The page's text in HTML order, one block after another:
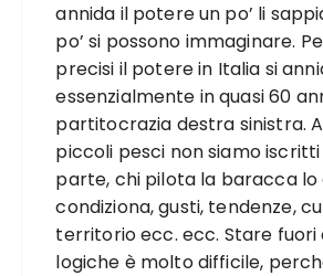
annida il potere un po’ li
po’ si possono immaginare.
precisi il potere in Italia si
essenzialmente in quasi 60
partitocrazia destra sinistra.
piccoli pesci non siamo
parte, chi pilota la baracca lo
condiziona, gusti, tendenze,
territorio ecc. ecc. Stare fuori
logiche è molto difficile,